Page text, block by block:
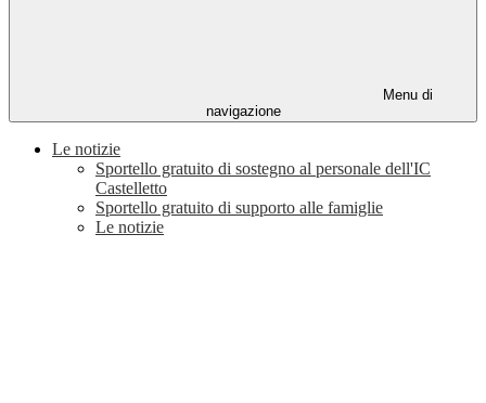
Menu di
navigazione
Le notizie
Sportello gratuito di sostegno al personale dell'IC
Castelletto
Sportello gratuito di supporto alle famiglie
Le notizie